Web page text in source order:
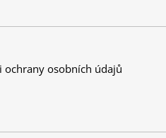
osobních údajů